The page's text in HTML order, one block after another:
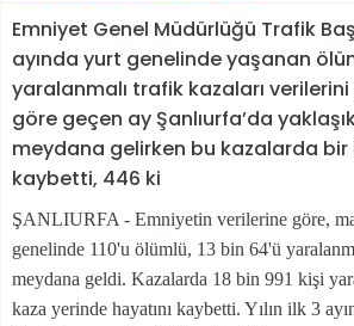
Emniyet Genel Müdürlüğü Trafik
ayında yurt genelinde yaşanan
yaralanmalı trafik kazaları
göre geçen ay Şanlıurfa’da
meydana gelirken bu kazalarda bir
kaybetti, 446 ki
ŞANLIURFA - Emniyetin verilerine göre,
genelinde 110'u ölümlü, 13 bin 64'ü
meydana geldi. Kazalarda 18 bin 991 kişi
kaza yerinde hayatını kaybetti. Yılın ilk 3